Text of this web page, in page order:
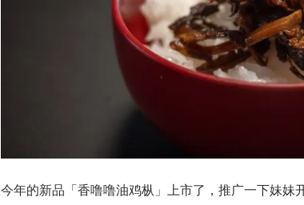
今年的新品「香噜噜油鸡枞」上市了，推广一下妹妹